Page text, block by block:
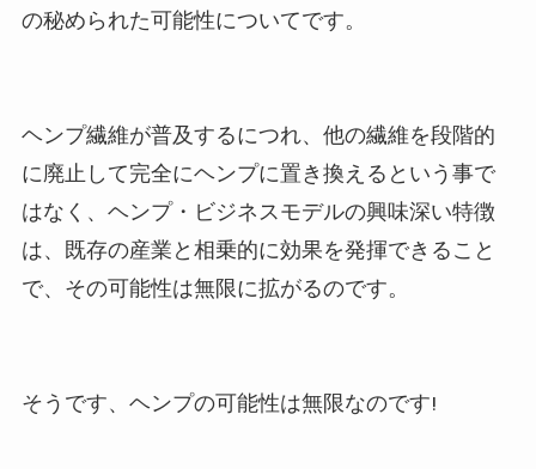
の秘められた可能性についてです。
ヘンプ繊維が普及するにつれ、他の繊維を段階的
に廃止して完全にヘンプに置き換えるという事で
はなく、ヘンプ・ビジネスモデルの興味深い特徴
は、既存の産業と相乗的に効果を発揮できること
で、その可能性は無限に拡がるのです。
そうです、ヘンプの可能性は無限なのです!